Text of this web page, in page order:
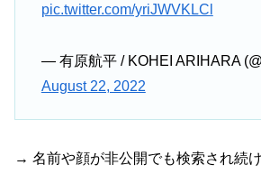
pic.twitter.com/yriJWVKLCl
— 有原航平 / KOHEI ARIHARA
August 22, 2022
→ 名前や顔が非公開でも検索され続